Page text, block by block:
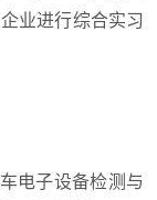
业进行综合实习
电子设备检测与